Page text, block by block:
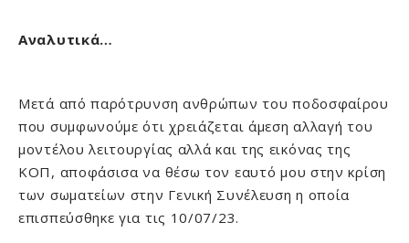
Αναλυτικά…
Μετά από παρότρυνση ανθρώπων του ποδοσφαίρου
που συμφωνούμε ότι χρειάζεται άμεση αλλαγή του
μοντέλου λειτουργίας αλλά και της εικόνας της
ΚΟΠ, αποφάσισα να θέσω τον εαυτό μου στην κρίση
των σωματείων στην Γενική Συνέλευση η οποία
επισπεύσθηκε για τις 10/07/23.